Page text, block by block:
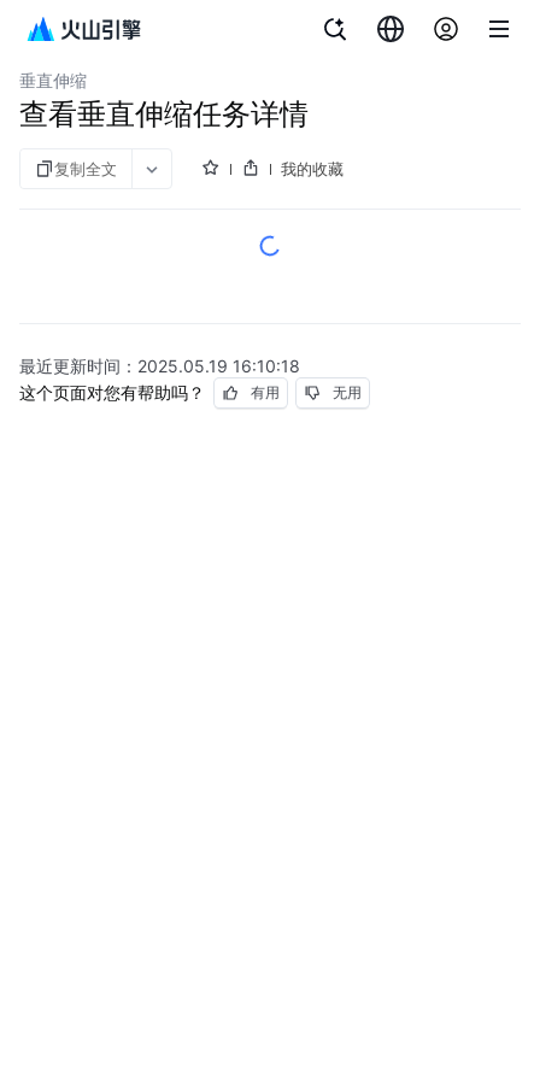
弹性伸缩
垂直伸缩
查看垂直伸缩任务详情
复制全文 我的收藏
最近更新时间： 2025.05.19 16:10:18
这个页面对您有帮助吗？
有用 无用